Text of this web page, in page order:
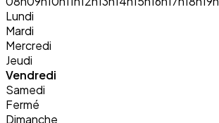
Lundi
Mardi
Mercredi
Jeudi
Vendredi
Samedi
Fermé
Dimanche